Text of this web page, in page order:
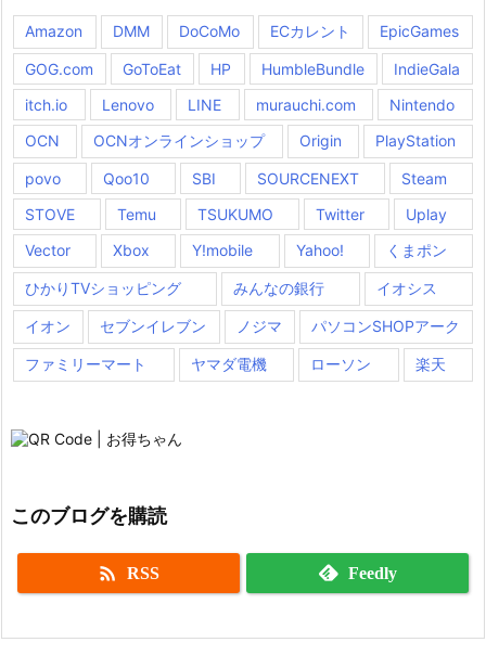
Amazon DMM DoCoMo ECカレント EpicGames
GOG.com GoToEat HP HumbleBundle
IndieGala
itch.io
Lenovo LINE murauchi.com
Nintendo
OCN
OCNオンラインショップ Origin PlayStation
povo Qoo10 SBI SOURCENEXT
Steam
STOVE
Temu TSUKUMO Twitter
Uplay
Vector
Xbox Y!mobile Yahoo! くまポン
ひかりTVショッピング みんなの銀行 イオシス
イオン セブンイレブン ノジマ パソコンSHOPアーク
ファミリーマート ヤマダ電機 ローソン 楽天
このブログを購読
 RSS Feedly